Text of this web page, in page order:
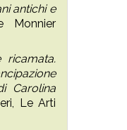
antichi e
Monnier
ricamata.
Carolina
Le Arti